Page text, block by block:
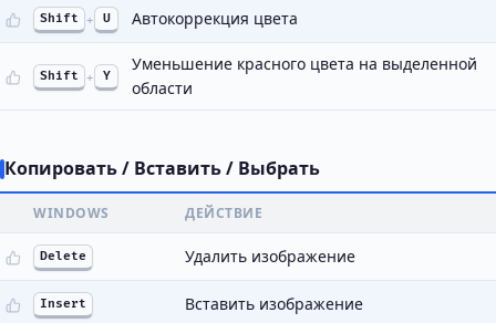
Shift + U Автокоррекция цвета
Shift + Y
Уменьшение красного цвета на выделенной
области
Копировать / Вставить / Выбрать
WINDOWS ДЕЙСТВИЕ
Delete Удалить изображение
Insert Вставить изображение